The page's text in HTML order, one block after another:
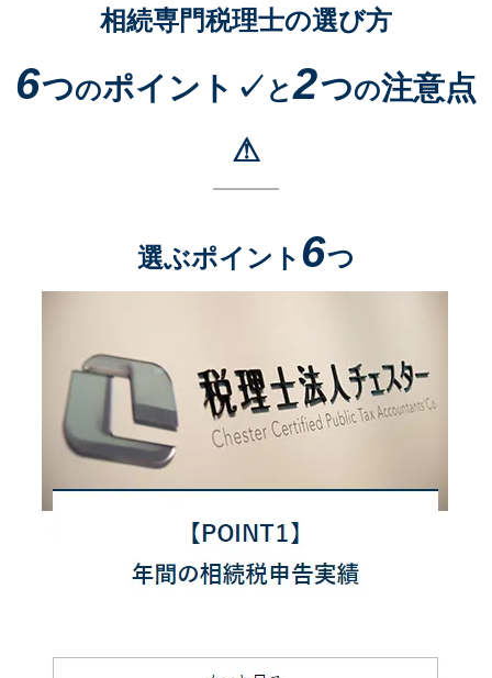
相続専門税理士の選び方
6つのポイント✓ と2つの注意点
⚠
選ぶポイント 6つ